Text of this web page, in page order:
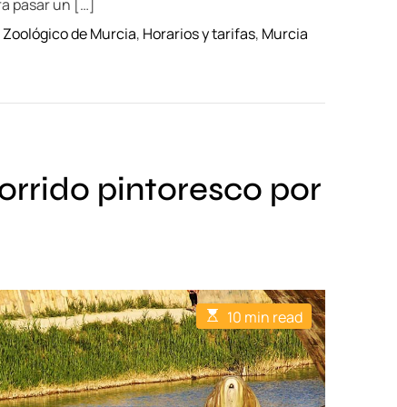
pasar un […]
de Murcia, Horarios y tarifas, Murcia
pintoresco por
E
s
t
i
m
a
t
10 min read